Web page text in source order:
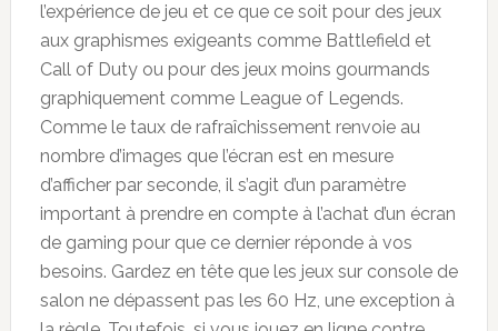
l’expérience de jeu et ce que ce soit pour des jeux
aux graphismes exigeants comme Battlefield et
Call of Duty ou pour des jeux moins gourmands
graphiquement comme League of Legends.
Comme le taux de rafraîchissement renvoie au
nombre d’images que l’écran est en mesure
d’afficher par seconde, il s’agit d’un paramètre
important à prendre en compte à l’achat d’un écran
de gaming pour que ce dernier réponde à vos
besoins. Gardez en tête que les jeux sur console de
salon ne dépassent pas les 60 Hz, une exception à